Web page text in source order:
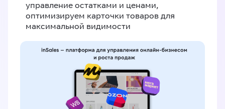
управление остатками и ценами,
оптимизируем карточки товаров для
максимальной видимости